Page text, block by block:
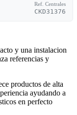
Ref. Centrales
CKD31376
y una instalacion
referencias y
productos de alta
ayudando a
en perfecto